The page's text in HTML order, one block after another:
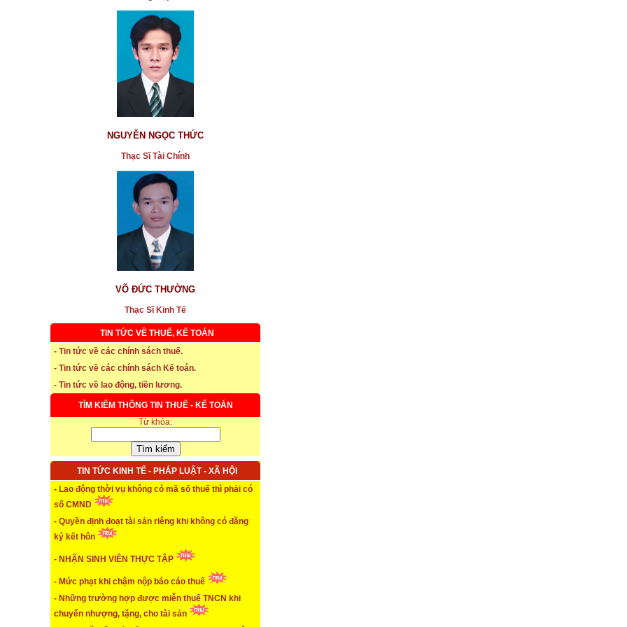
NGUYỄN NGỌC THỨC
Thạc Sĩ Tài Chính
VÕ ĐỨC THƯỜNG
Thạc Sĩ Kinh Tế
TIN TỨC VỀ THUẾ, KẾ TOÁN
- Tin tức về các chính sách thuế.
- Tin tức về các chính sách Kế toán.
- Tin tức về lao động, tiền lương.
TÌM KIẾM THÔNG TIN THUẾ - KẾ TOÁN
Từ khóa:
TIN TỨC KINH TẾ - PHÁP LUẬT - XÃ HỘI
- Lao động thời vụ không có mã số thuế thì phải có
số CMND
- Quyền định đoạt tài sản riêng khi không có đăng
ký kết hôn
- NHẬN SINH VIÊN THỰC TẬP
- Mức phạt khi chậm nộp báo cáo thuế
- Những trường hợp được miễn thuế TNCN khi
chuyển nhượng, tặng, cho tài sản
* Thời hạn đăng ký bảo hiểm thất nghiệp
...xem chi tiết
* NHẬN SINH VIÊN THỰC TẬP
* ĐÀO TẠO KẾ TOÁN THỰC HÀNH
* TUYỂN DỤNG KẾ TOÁN (thường xuyên)
...xem chi tiết